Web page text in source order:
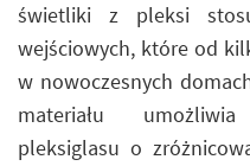
świetliki z pleksi
wejściowych, które od
w nowoczesnych
materiału
pleksiglasu o